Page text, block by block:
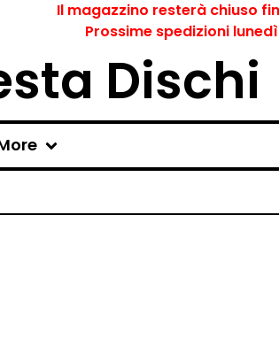
Il magazzino resterà chiuso
Prossime spedizioni
Dischi